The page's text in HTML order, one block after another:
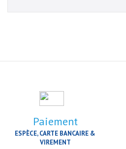
Paiement
ESPÈCE, CARTE BANCAIRE &
VIREMENT